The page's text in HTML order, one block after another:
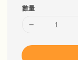
數量